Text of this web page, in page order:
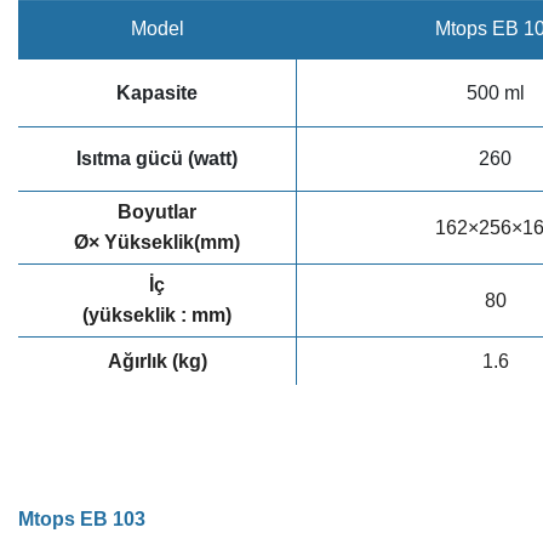
Model Mtops EB
Kapasite 500 ml
Isıtma gücü (watt) 260
Boyutlar
Ø× Yükseklik(mm)
İç
(yükseklik : mm)
80
Ağırlık (kg) 1.6
Mtops EB 103